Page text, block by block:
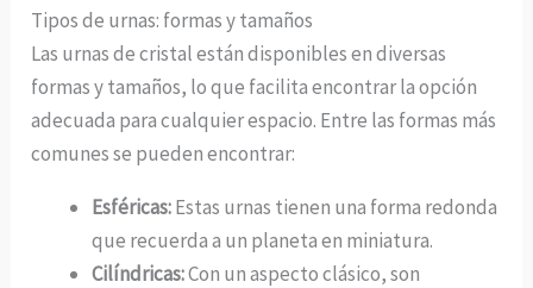
Tipos de urnas: formas y tamaños
Las urnas de cristal están disponibles en diversas
formas y tamaños, lo que facilita encontrar la opción
adecuada para cualquier espacio. Entre las formas más
comunes se pueden encontrar:
Esféricas:Estas urnas tienen una forma redonda
que recuerda a un planeta en miniatura.
Cilíndricas:Con un aspecto clásico, son